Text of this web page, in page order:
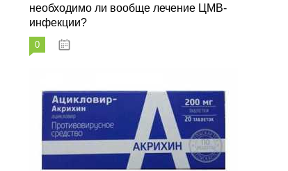
необходимо ли вообще лечение ЦМВ-
инфекции?
0